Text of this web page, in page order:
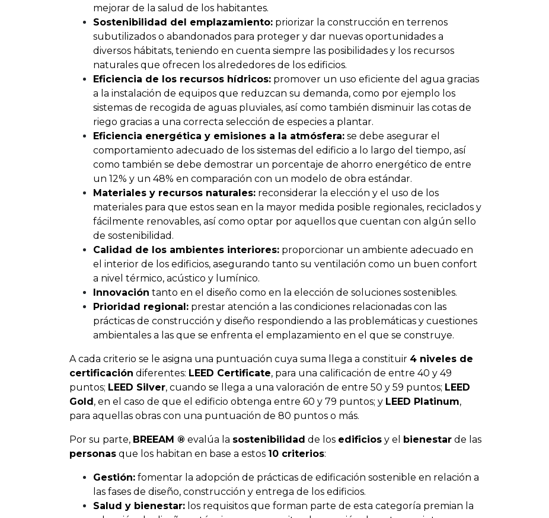
mejorar de la salud de los habitantes.
Sostenibilidad del emplazamiento: priorizar la construcción en terrenos
subutilizados o abandonados para proteger y dar nuevas oportunidades a
diversos hábitats, teniendo en cuenta siempre las posibilidades y los recursos
naturales que ofrecen los alrededores de los edificios.
Eficiencia de los recursos hídricos: promover un uso eficiente del agua gracias
a la instalación de equipos que reduzcan su demanda, como por ejemplo los
sistemas de recogida de aguas pluviales, así como también disminuir las cotas de
riego gracias a una correcta selección de especies a plantar.
Eficiencia energética y emisiones a la atmósfera: se debe asegurar el
comportamiento adecuado de los sistemas del edificio a lo largo del tiempo, así
como también se debe demostrar un porcentaje de ahorro energético de entre
un 12% y un 48% en comparación con un modelo de obra estándar.
Materiales y recursos naturales: reconsiderar la elección y el uso de los
materiales para que estos sean en la mayor medida posible regionales, reciclados y
fácilmente renovables, así como optar por aquellos que cuentan con algún sello
de sostenibilidad.
Calidad de los ambientes interiores: proporcionar un ambiente adecuado en
el interior de los edificios, asegurando tanto su ventilación como un buen confort
a nivel térmico, acústico y lumínico.
Innovación tanto en el diseño como en la elección de soluciones sostenibles.
Prioridad regional: prestar atención a las condiciones relacionadas con las
prácticas de construcción y diseño respondiendo a las problemáticas y cuestiones
ambientales a las que se enfrenta el emplazamiento en el que se construye.
A cada criterio se le asigna una puntuación cuya suma llega a constituir 4 niveles de
certificación diferentes: LEED Certificate, para una calificación de entre 40 y 49
puntos; LEED Silver, cuando se llega a una valoración de entre 50 y 59 puntos; LEED
Gold, en el caso de que el edificio obtenga entre 60 y 79 puntos; y LEED Platinum,
para aquellas obras con una puntuación de 80 puntos o más.
Por su parte, BREEAM ® evalúa la sostenibilidad de los edificios y el bienestar de las
personas que los habitan en base a estos 10 criterios:
Gestión: fomentar la adopción de prácticas de edificación sostenible en relación a
las fases de diseño, construcción y entrega de los edificios.
Salud y bienestar: los requisitos que forman parte de esta categoría premian la